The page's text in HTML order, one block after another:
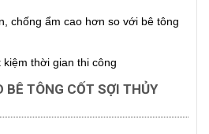
chống ẩm cao hơn so với bê tông
thời gian thi công
BÊ TÔNG CỐT SỢI THỦY